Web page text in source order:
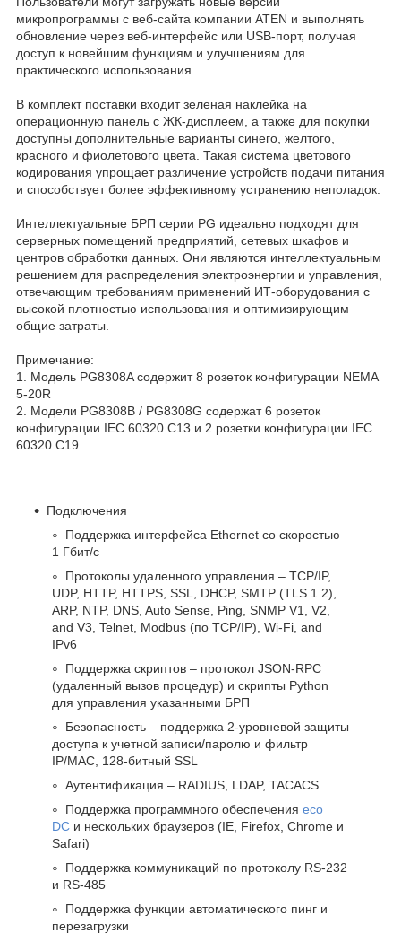
микропрограммы с веб-сайта компании ATEN и выполнять
обновление через веб-интерфейс или USB-порт, получая
доступ к новейшим функциям и улучшениям для
практического использования.
В комплект поставки входит зеленая наклейка на
операционную панель с ЖК-дисплеем, а также для покупки
доступны дополнительные варианты синего, желтого,
красного и фиолетового цвета. Такая система цветового
кодирования упрощает различение устройств подачи питания
и способствует более эффективному устранению неполадок.
Интеллектуальные БРП серии PG идеально подходят для
серверных помещений предприятий, сетевых шкафов и
центров обработки данных. Они являются интеллектуальным
решением для распределения электроэнергии и управления,
отвечающим требованиям применений ИТ-оборудования с
высокой плотностью использования и оптимизирующим
общие затраты.
Примечание:
1. Модель PG8308A содержит 8 розеток конфигурации NEMA
5-20R
2. Модели PG8308B / PG8308G содержат 6 розеток
конфигурации IEC 60320 C13 и 2 розетки конфигурации IEC
60320 C19.
Подключения
Поддержка интерфейса Ethernet со скоростью
1 Гбит/с
Протоколы удаленного управления – TCP/IP,
UDP, HTTP, HTTPS, SSL, DHCP, SMTP (TLS 1.2),
ARP, NTP, DNS, Auto Sense, Ping, SNMP V1, V2,
and V3, Telnet, Modbus (по TCP/IP), Wi-Fi, and
IPv6
Поддержка скриптов – протокол JSON-RPC
(удаленный вызов процедур) и скрипты Python
для управления указанными БРП
Безопасность – поддержка 2-уровневой защиты
доступа к учетной записи/паролю и фильтр
IP/MAC, 128-битный SSL
Аутентификация – RADIUS, LDAP, TACACS
Поддержка программного обеспечения eco
DC и нескольких браузеров (IE, Firefox, Chrome и
Safari)
Поддержка коммуникаций по протоколу RS-232
и RS-485
Поддержка функции автоматического пинг и
перезагрузки